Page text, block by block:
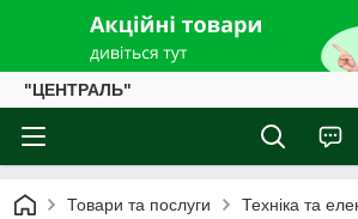
"ЦЕНТРАЛЬ"
Товари та послуги Техніка та